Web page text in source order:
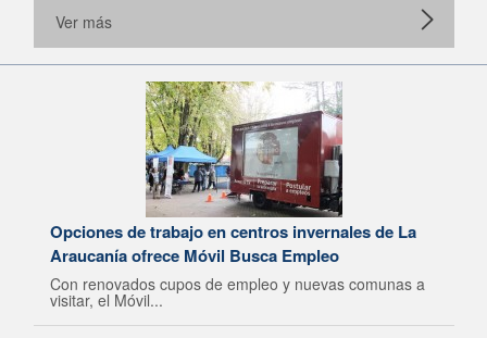
Ver más
Opciones de trabajo en centros invernales de La
Araucanía ofrece Móvil Busca Empleo
Con renovados cupos de empleo y nuevas comunas a
visitar, el Móvil...